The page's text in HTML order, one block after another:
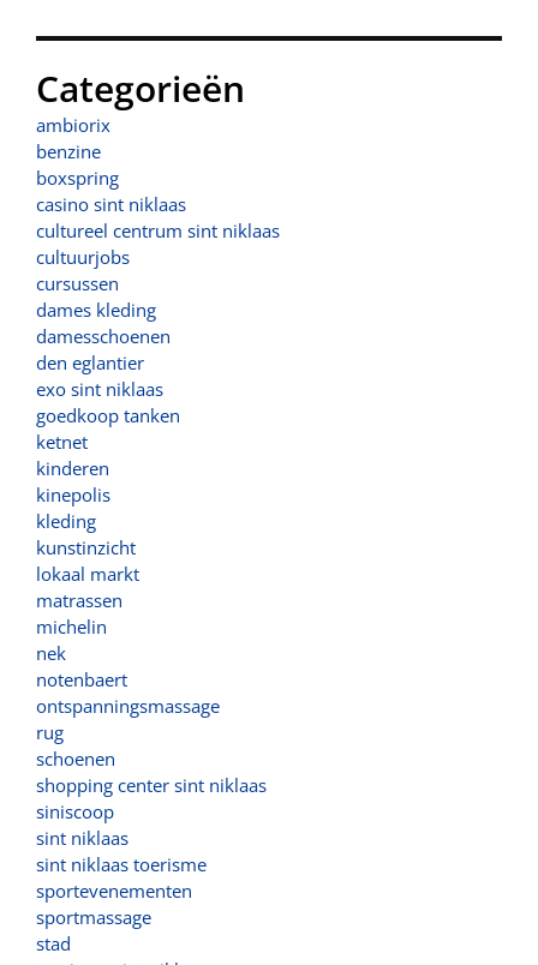
Categorieën
ambiorix
benzine
boxspring
casino sint niklaas
cultureel centrum sint niklaas
cultuurjobs
cursussen
dames kleding
damesschoenen
den eglantier
exo sint niklaas
goedkoop tanken
ketnet
kinderen
kinepolis
kleding
kunstinzicht
lokaal markt
matrassen
michelin
nek
notenbaert
ontspanningsmassage
rug
schoenen
shopping center sint niklaas
siniscoop
sint niklaas
sint niklaas toerisme
sportevenementen
sportmassage
stad